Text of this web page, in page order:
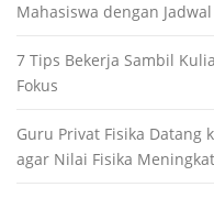
Mahasiswa dengan
7 Tips Bekerja Sambil
Fokus
Guru Privat Fisika Datang
agar Nilai Fisika Meningkat